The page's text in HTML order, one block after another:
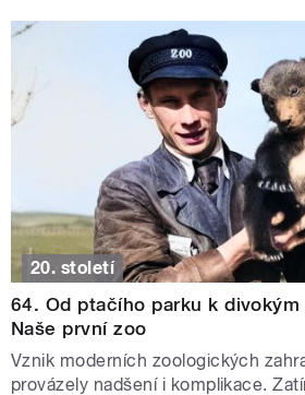
20. století
64. Od ptačího parku k divokým
Naše první zoo
Vznik moderních zoologických
provázely nadšení i komplikace.